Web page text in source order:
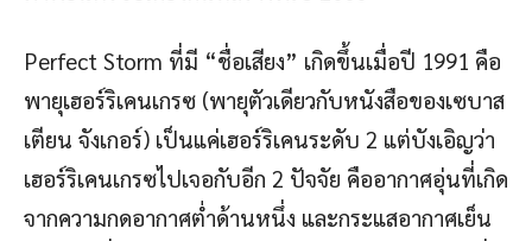
Perfect Storm ที่มี “ชื่อเสียง” เกิดขึ้นเมื่อปี 1991 คือ
พายุเฮอร์ริเคนเกรซ (พายุตัวเดียวกับหนังสือของเซบาส
เตียน จังเกอร์) เป็นแค่เฮอร์ริเคนระดับ 2 แต่บังเอิญว่า
เฮอร์ริเคนเกรซไปเจอกับอีก 2 ปัจจัย คืออากาศอุ่นที่เกิด
จากความกดอากาศต่ำด้านหนึ่ง และกระแสอากาศเย็น